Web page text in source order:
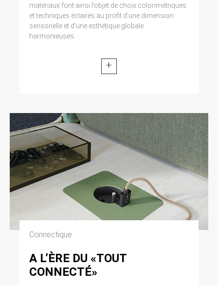
matériaux font ainsi l’objet de choix colorimétriques
et techniques éclairés au profit d’une dimension
sensorielle et d’une esthétique globale
harmonieuses.
+
Connectique
A L’ÈRE DU «TOUT
CONNECTÉ»